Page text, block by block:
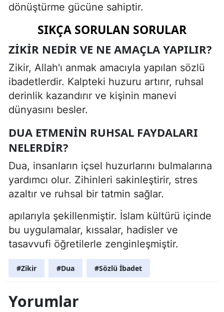
dönüştürme gücüne sahiptir.
SIKÇA SORULAN SORULAR
ZIKIR NEDIR VE NE AMAÇLA YAPILIR?
Zikir, Allah'ı anmak amacıyla yapılan sözlü
ibadetlerdir. Kalpteki huzuru artırır, ruhsal
derinlik kazandırır ve kişinin manevi
dünyasını besler.
DUA ETMENIN RUHSAL FAYDALARI
NELERDIR?
Dua, insanların içsel huzurlarını bulmalarına
yardımcı olur. Zihinleri sakinleştirir, stres
azaltır ve ruhsal bir tatmin sağlar.
apılarıyla şekillenmiştir. İslam kültürü içinde
bu uygulamalar, kıssalar, hadisler ve
tasavvufi öğretilerle zenginleşmiştir.
#Zikir #Dua #Sözlü İbadet
Yorumlar